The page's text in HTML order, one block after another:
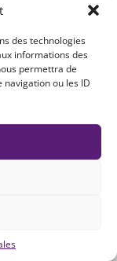
des technologies
informations des
permettra de
ou les ID
+